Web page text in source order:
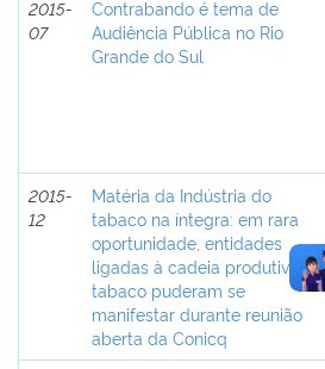
2015-
07
Contrabando é tema de
Audiência Pública no Rio
Grande do Sul
2015-
12
Matéria da Indústria do
tabaco na íntegra: em rara
oportunidade, entidades
ligadas à cadeia produtiva do
tabaco puderam se
manifestar durante reunião
aberta da Conicq